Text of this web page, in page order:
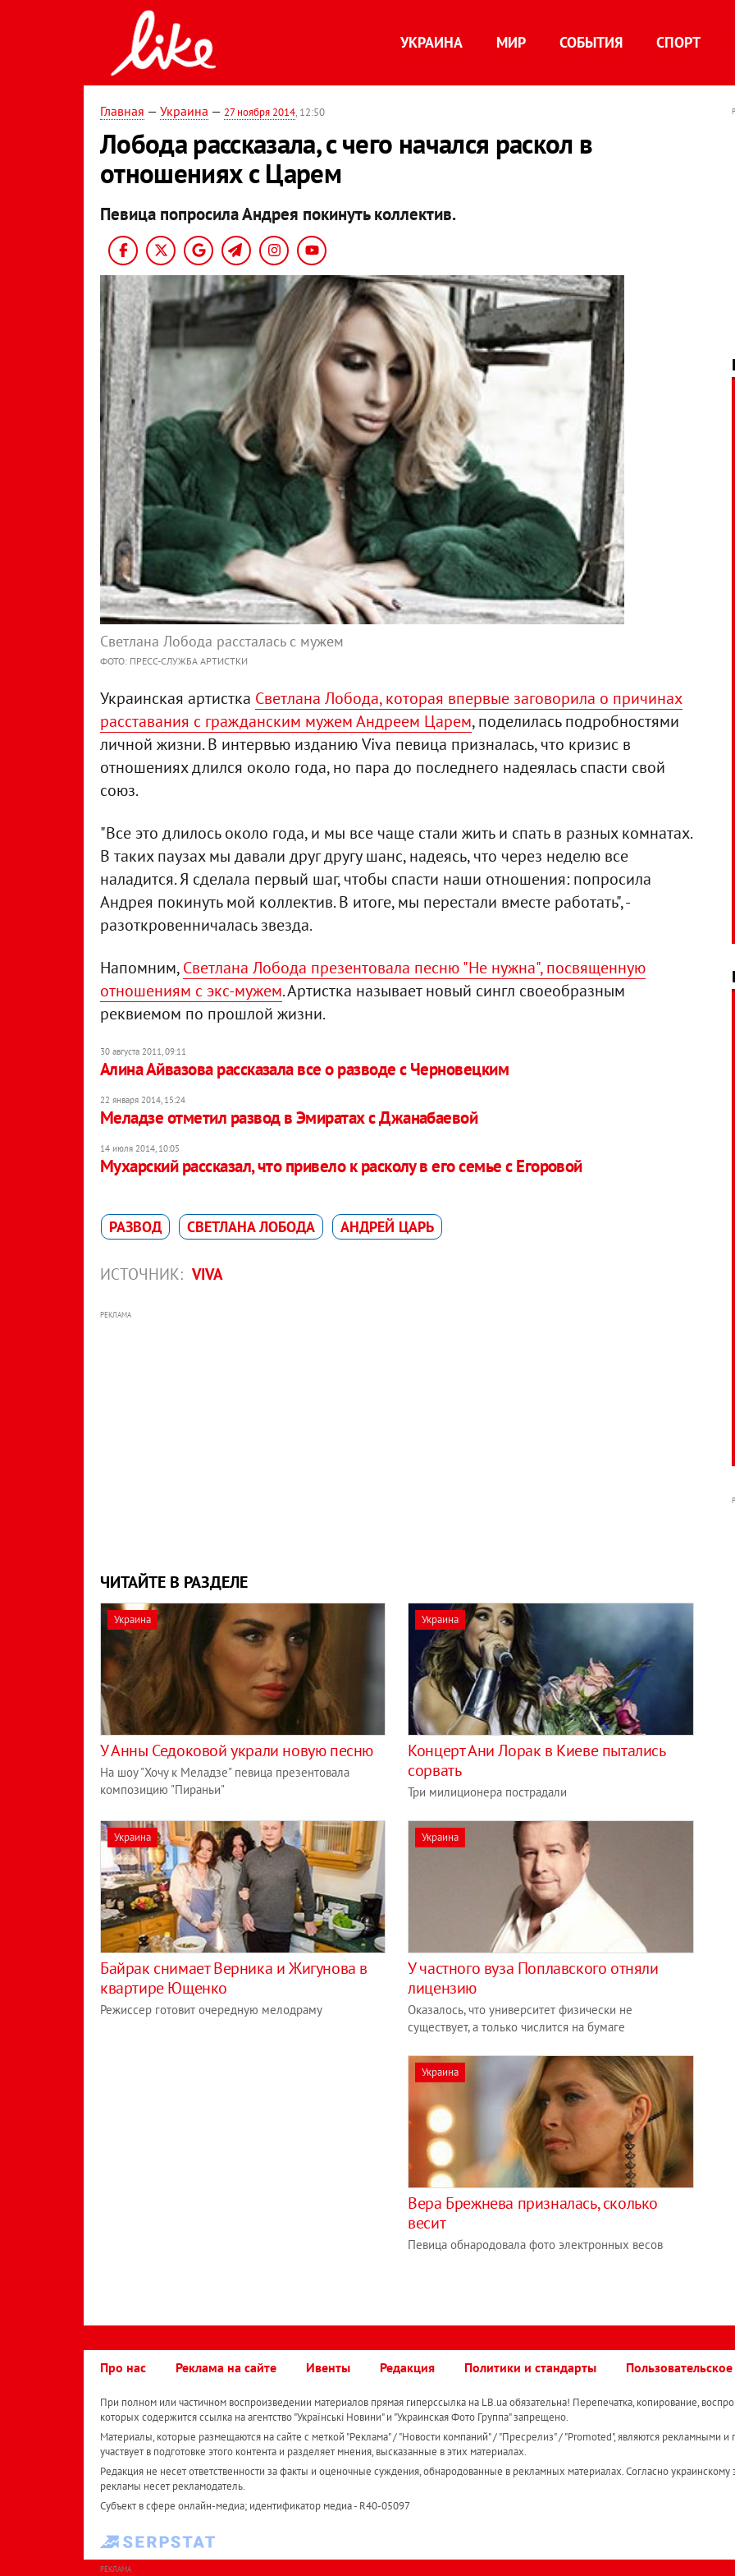
УКРАИНА МИР СОБЫТИЯ СПОРТ
Главная — Украина — 27 ноября 2014, 12:50
Лобода рассказала, с чего начался раскол в
отношениях с Царем
Певица попросила Андрея покинуть коллектив.
Светлана Лобода рассталась с мужем
ФОТО: ПРЕСС-СЛУЖБА АРТИСТКИ
Украинская артистка Светлана Лобода, которая впервые заговорила о причинах
расставания с гражданским мужем Андреем Царем, поделилась подробностями
личной жизни. В интервью изданию Viva певица призналась, что кризис в
отношениях длился около года, но пара до последнего надеялась спасти свой
союз.
"Все это длилось около года, и мы все чаще стали жить и спать в разных комнатах.
В таких паузах мы давали друг другу шанс, надеясь, что через неделю все
наладится. Я сделала первый шаг, чтобы спасти наши отношения: попросила
Андрея покинуть мой коллектив. В итоге, мы перестали вместе работать", -
разоткровенничалась звезда.
Напомним,Светлана Лобода презентовала песню "Не нужна", посвященную
отношениям с экс-мужем. Артистка называет новый сингл своеобразным
реквиемом по прошлой жизни.
30 августа 2011, 09:11
Алина Айвазова рассказала все о разводе с Черновецким
22 января 2014, 15:24
Меладзе отметил развод в Эмиратах с Джанабаевой
14 июля 2014, 10:05
Мухарский рассказал, что привело к расколу в его семье с Егоровой
РАЗВОД СВЕТЛАНА ЛОБОДА АНДРЕЙ ЦАРЬ
ИСТОЧНИК: VIVA
РЕКЛАМА
ЧИТАЙТЕ В РАЗДЕЛЕ
Украина
У Анны Седоковой украли новую песню
На шоу "Хочу к Меладзе" певица презентовала
композицию "Пираньи"
Украина
Концерт Ани Лорак в Киеве пытались
сорвать
Три милиционера пострадали
Украина
Байрак снимает Верника и Жигунова в
квартире Ющенко
Режиссер готовит очередную мелодраму
Украина
У частного вуза Поплавского отняли
лицензию
Оказалось, что университет физически не
существует, а только числится на бумаге
Украина
Вера Брежнева призналась, сколько
весит
Певица обнародовала фото электронных весов
Про нас Реклама на сайте Ивенты Редакция Политики и стандарты
При полном или частичном воспроизведении материалов прямая гиперссылка на LB.ua обязательна! Перепечатка, копирование,
которых содержится ссылка на агентство "Українськi Новини" и "Украинская Фото Группа" запрещено.
Материалы, которые размещаются на сайте с меткой "Реклама" / "Новости компаний" / "Пресрелиз" / "Promoted", являются рекламными и
участвует в подготовке этого контента и разделяет мнения, высказанные в этих материалах.
Редакция не несет ответственности за факты и оценочные суждения, обнародованные в рекламных материалах. Согласно украинскому
рекламы несет рекламодатель.
Субъект в сфере онлайн-медиа; идентификатор медиа - R40-05097
РЕКЛАМА